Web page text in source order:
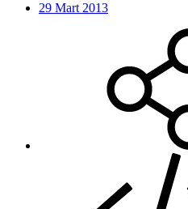
29 Mart 2013